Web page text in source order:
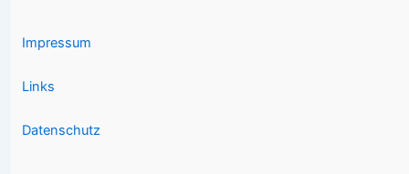
Impressum
Links
Datenschutz